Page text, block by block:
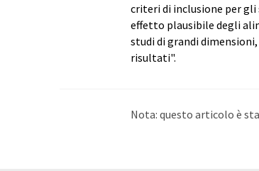
criteri di inclusione per
effetto plausibile degli
studi di grandi
risultati".
Nota: questo articolo è